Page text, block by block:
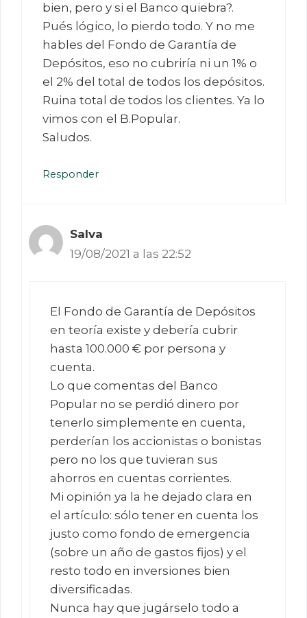
bien, pero y si el Banco quiebra?.
Pués lógico, lo pierdo todo. Y no me
hables del Fondo de Garantía de
Depósitos, eso no cubriría ni un 1% o
el 2% del total de todos los depósitos.
Ruina total de todos los clientes. Ya lo
vimos con el B.Popular.
Saludos.
Responder
Salva
19/08/2021 a las 22:52
El Fondo de Garantía de Depósitos
en teoría existe y debería cubrir
hasta 100.000 € por persona y
cuenta.
Lo que comentas del Banco
Popular no se perdió dinero por
tenerlo simplemente en cuenta,
perderían los accionistas o bonistas
pero no los que tuvieran sus
ahorros en cuentas corrientes.
Mi opinión ya la he dejado clara en
el artículo: sólo tener en cuenta los
justo como fondo de emergencia
(sobre un año de gastos fijos) y el
resto todo en inversiones bien
diversificadas.
Nunca hay que jugárselo todo a